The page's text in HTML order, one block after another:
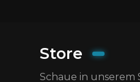
Store
Schaue in unserem